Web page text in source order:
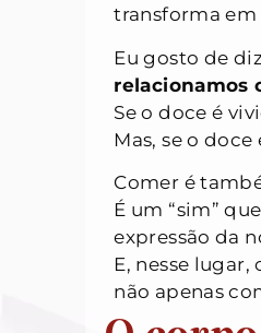
transforma em
Eu gosto de
relacionamos
Se o doce é
Mas, se o
Comer é
É um “sim”
expressão da
E, nesse lugar,
não apenas